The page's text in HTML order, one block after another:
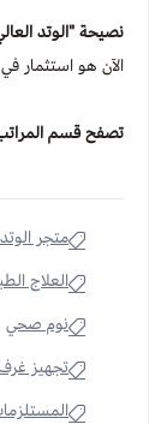
نصيحة "الوتد
الآن هو استثمار
تصفح قسم
متجر الوتد
العلاج
نوم صحي
تجهيز